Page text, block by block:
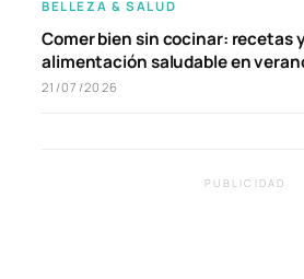
BELLEZA & SALUD
Comer bien sin cocinar: recetas
alimentación saludable en
21/07/2026
PUBLICIDAD